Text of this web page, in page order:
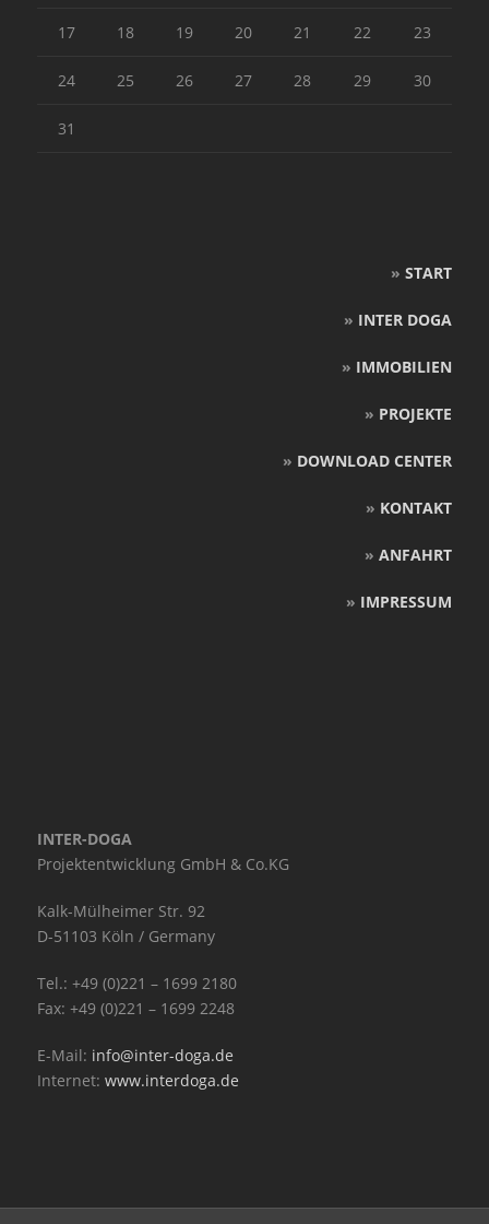
17 18 19 20 21 22 23
24 25 26 27 28 29 30
31
» START
» INTER DOGA
» IMMOBILIEN
» PROJEKTE
» DOWNLOAD CENTER
» KONTAKT
» ANFAHRT
» IMPRESSUM
INTER-DOGA
Projektentwicklung GmbH & Co.KG
Kalk-Mülheimer Str. 92
D-51103 Köln / Germany
Tel.: +49 (0)221 – 1699 2180
Fax: +49 (0)221 – 1699 2248
E-Mail: info@inter-doga.de
Internet: www.interdoga.de